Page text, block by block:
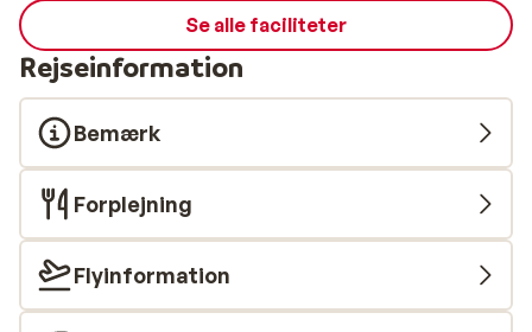
Se alle faciliteter
Rejseinformation
Bemærk
Forplejning
Flyinformation